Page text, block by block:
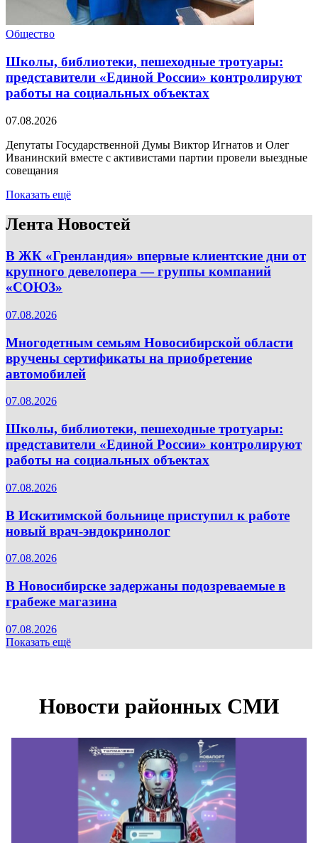
Общество
Школы, библиотеки, пешеходные тротуары:
представители «Единой России» контролируют
работы на социальных объектах
07.08.2026
Депутаты Государственной Думы Виктор Игнатов и Олег
Иванинский вместе с активистами партии провели выездные
совещания
Показать ещё
Лента Новостей
В ЖК «Гренландия» впервые клиентские дни от
крупного девелопера — группы компаний
«СОЮЗ»
07.08.2026
Многодетным семьям Новосибирской области
вручены сертификаты на приобретение
автомобилей
07.08.2026
Школы, библиотеки, пешеходные тротуары:
представители «Единой России» контролируют
работы на социальных объектах
07.08.2026
В Искитимской больнице приступил к работе
новый врач-эндокринолог
07.08.2026
В Новосибирске задержаны подозреваемые в
грабеже магазина
07.08.2026
Показать ещё